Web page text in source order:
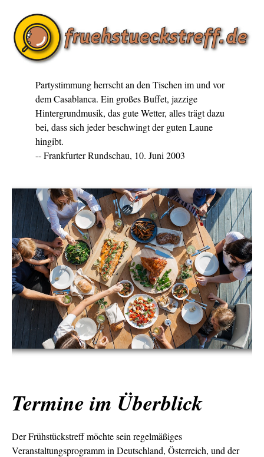
Partystimmung herrscht an den Tischen im und vor
dem Casablanca. Ein großes Buffet, jazzige
Hintergrundmusik, das gute Wetter, alles trägt dazu
bei, dass sich jeder beschwingt der guten Laune
hingibt.
-- Frankfurter Rundschau, 10. Juni 2003
Termine im Überblick
Der Frühstückstreff möchte sein regelmäßiges
Veranstaltungsprogramm in Deutschland, Österreich, und der